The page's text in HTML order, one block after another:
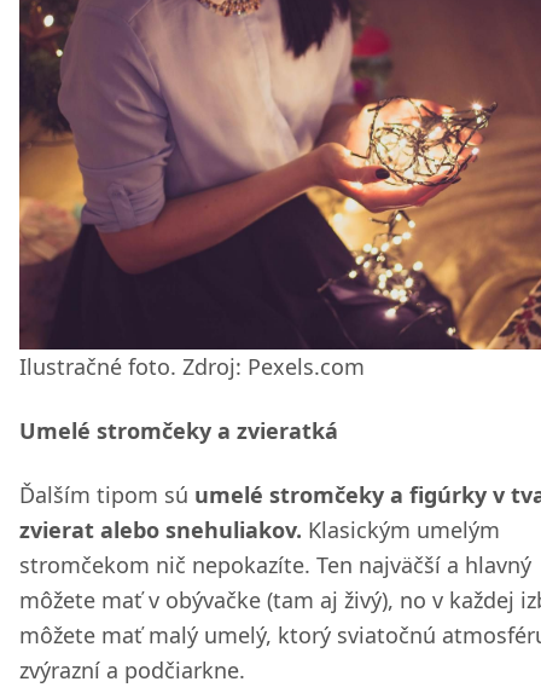
Ilustračné foto. Zdroj: Pexels.com
Umelé stromčeky a zvieratká
Ďalším tipom sú umelé stromčeky a figúrky v
zvierat alebo snehuliakov. Klasickým umelým
stromčekom nič nepokazíte. Ten najväčší a hlavný
môžete mať v obývačke (tam aj živý), no v každej
môžete mať malý umelý, ktorý sviatočnú
zvýrazní a podčiarkne.